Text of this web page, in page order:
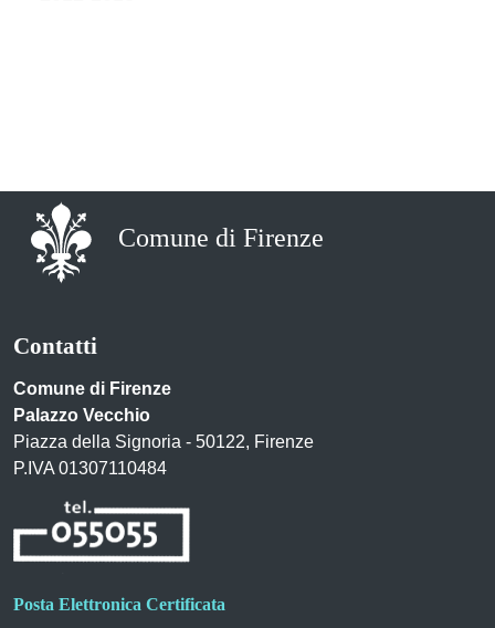
Comune di Firenze
Contatti
Comune di Firenze
Palazzo Vecchio
Piazza della Signoria - 50122, Firenze
P.IVA 01307110484
Posta Elettronica Certificata